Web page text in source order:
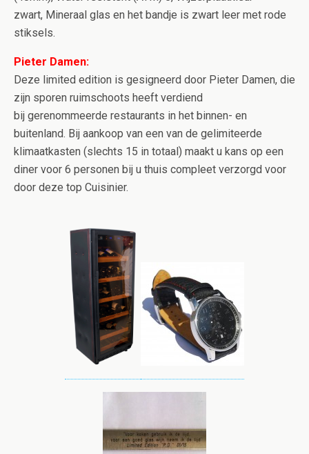
zwart, Mineraal glas en het bandje is zwart leer met rode
stiksels.
Pieter Damen:
Deze limited edition is gesigneerd door Pieter Damen, die
zijn sporen ruimschoots heeft verdiend
bij gerenommeerde restaurants in het binnen- en
buitenland. Bij aankoop van een van de gelimiteerde
klimaatkasten (slechts 15 in totaal) maakt u kans op een
diner voor 6 personen bij u thuis compleet verzorgd voor
door deze top Cuisinier.